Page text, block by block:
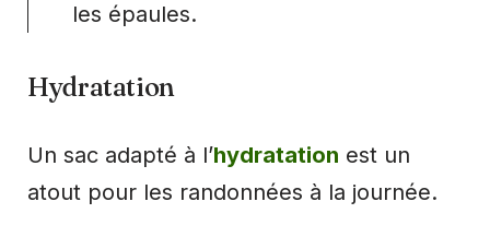
les épaules.
Hydratation
Un sac adapté à l’hydratation est un
atout pour les randonnées à la journée.